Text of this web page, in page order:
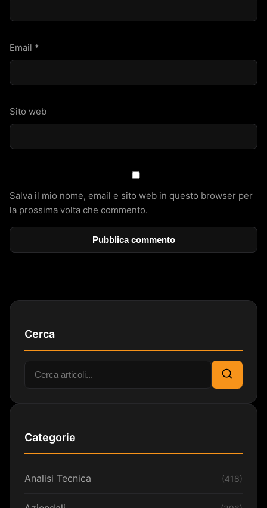
Email *
Sito web
Salva il mio nome, email e sito web in questo browser per
la prossima volta che commento.
Cerca
Cerca:
Cerca
Categorie
Analisi Tecnica (418)